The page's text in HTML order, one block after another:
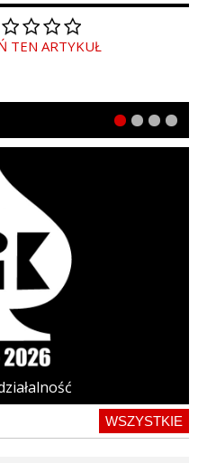
TEN ARTYKUŁ
WSZYSTKIE